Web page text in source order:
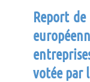
Report
votée par